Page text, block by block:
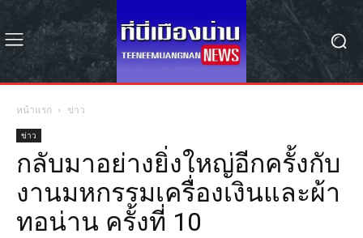
หน้าแรก ข่าว
ข่าว
กลับมาอย่างยิ่งใหญ่อีกครั้งกับ
งานมหกรรมเครื่องเงินและผ้า
ทอน่าน ครั้งที่ 10